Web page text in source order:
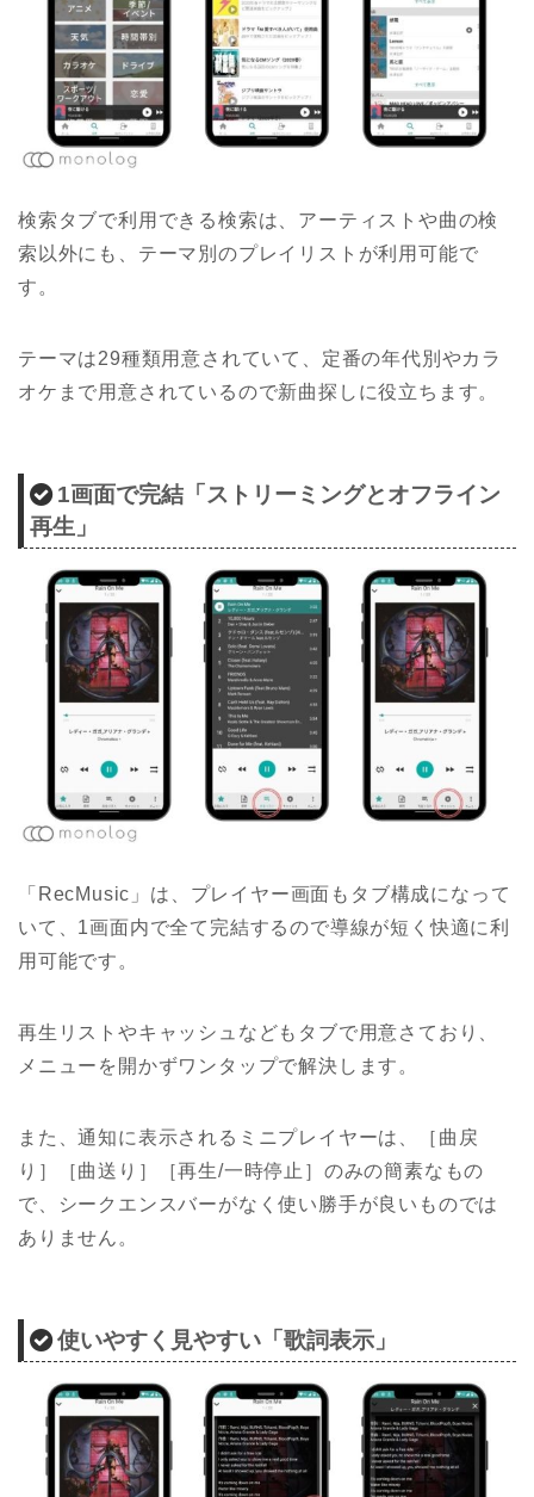
検索タブで利用できる検索は、アーティストや曲の検
索以外にも、テーマ別のプレイリストが利用可能で
す。
テーマは29種類用意されていて、定番の年代別やカラ
オケまで用意されているので新曲探しに役立ちます。
1画面で完結「ストリーミングとオフライン
再生」
「RecMusic」は、プレイヤー画面もタブ構成になって
いて、1画面内で全て完結するので導線が短く快適に利
用可能です。
再生リストやキャッシュなどもタブで用意さており、
メニューを開かずワンタップで解決します。
また、通知に表示されるミニプレイヤーは、［曲戻
り］［曲送り］［再生/一時停止］のみの簡素なもの
で、シークエンスバーがなく使い勝手が良いものでは
ありません。
使いやすく見やすい「歌詞表示」